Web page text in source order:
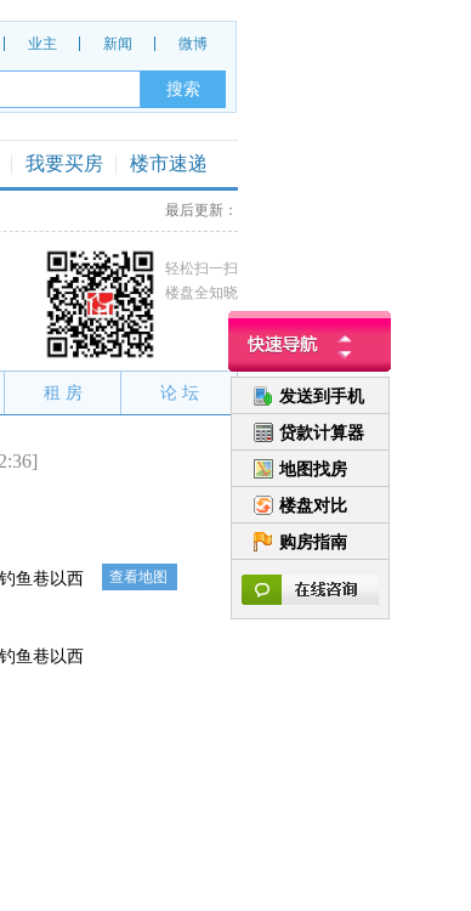
业主 新闻 微博
发送到手机
贷款计算器
地图找房
楼盘对比
购房指南
我要买房 楼市速递
最后更新：
轻松扫一扫
楼盘全知晓
租 房 论 坛
鱼巷以西 查看地图
鱼巷以西